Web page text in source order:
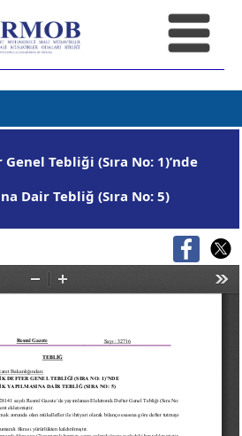
Tebliği (Sıra No: 1)’nde
Dair Tebliğ (Sıra No: 5)